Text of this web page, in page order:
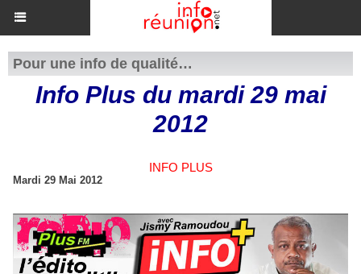
Pour une info de qualité…
Info Plus du mardi 29 mai
2012
INFO PLUS
Mardi 29 Mai 2012